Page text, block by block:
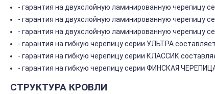
- гарантия на двухслойную ламинированную черепицу
- гарантия на двухслойную ламинированную черепицу
- гарантия на двухслойную ламинированную черепицу
- гарантия на гибкую черепицу серии УЛЬТРА
- гарантия на гибкую черепицу серии КЛАССИК
- гарантия на гибкую черепицу серии ФИНСКАЯ
СТРУКТУРА КРОВЛИ